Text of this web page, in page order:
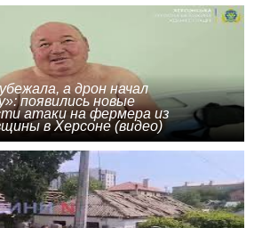
а дрон начал
появились новые
атаки на фермера из
в Херсоне (видео)